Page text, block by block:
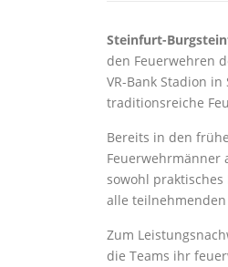
Steinfurt-
den Feuerwehren
VR-Bank Stadion
traditionsreiche
Bereits in den
Feuerwehrmänner
sowohl
alle
Zum
die Teams ihr